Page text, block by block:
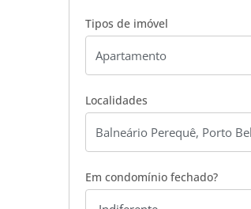
Tipos de imóvel
Localidades
Em condomínio fechado?